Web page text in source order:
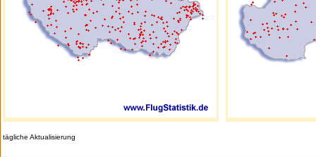
tägliche Aktualisierung